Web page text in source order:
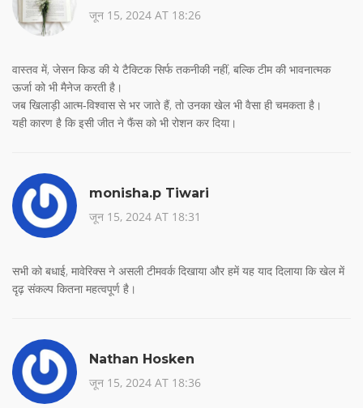
जून 15, 2024 AT 18:26
वास्तव में, जेसन किड की ये टैक्टिक सिर्फ तकनीकी नहीं, बल्कि टीम की भावनात्मक
ऊर्जा को भी मैनेज करती है।
जब खिलाड़ी आत्म‑विश्वास से भर जाते हैं, तो उनका खेल भी वैसा ही चमकता है।
यही कारण है कि इसी जीत ने फैंस को भी रोशन कर दिया।
monisha.p Tiwari
जून 15, 2024 AT 18:31
सभी को बधाई, मावेरिक्स ने असली टीमवर्क दिखाया और हमें यह याद दिलाया कि खेल में
दृढ़ संकल्प कितना महत्वपूर्ण है।
Nathan Hosken
जून 15, 2024 AT 18:36